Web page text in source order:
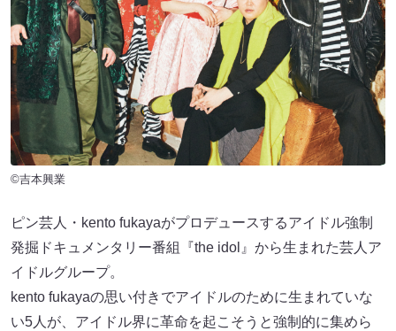
©吉本興業
ピン芸人・kento fukayaがプロデュースするアイドル強制
発掘ドキュメンタリー番組『the idol』から生まれた芸人ア
イドルグループ。
kento fukayaの思い付きでアイドルのために生まれていな
い5人が、アイドル界に革命を起こそうと強制的に集めら